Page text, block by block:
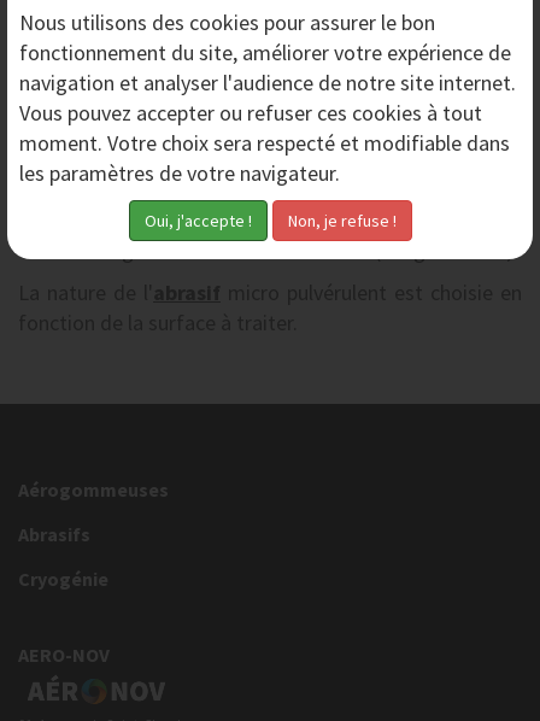
qualité des supports les plus fragiles et les plus difficiles
d'accès.
AERONOV a développé une gamme d'équipements pour
l'aérogommage, lesaérogommeuses NOVGOM.
LesaérogommeusesprofessionnellesNOVGOMsont
équipées d'un réglage de pression permettant des
applications de décapage à basse pression et d'une
vanne de régulation du débit d'abrasifs (25kg à l'heure).
Aérogommeuses
Abrasifs
Cryogénie
AERO-NOV
Nous utilisons des cookies pour assurer le bon
fonctionnement du site, améliorer votre expérience de
navigation et analyser l'audience de notre site internet.
Vous pouvez accepter ou refuser ces cookies à tout
moment. Votre choix sera respecté et modifiable dans
les paramètres de votre navigateur.